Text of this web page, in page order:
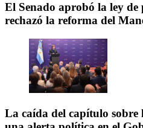
El Senado aprobó la ley
rechazó la reforma del
La caída del capítulo sobre